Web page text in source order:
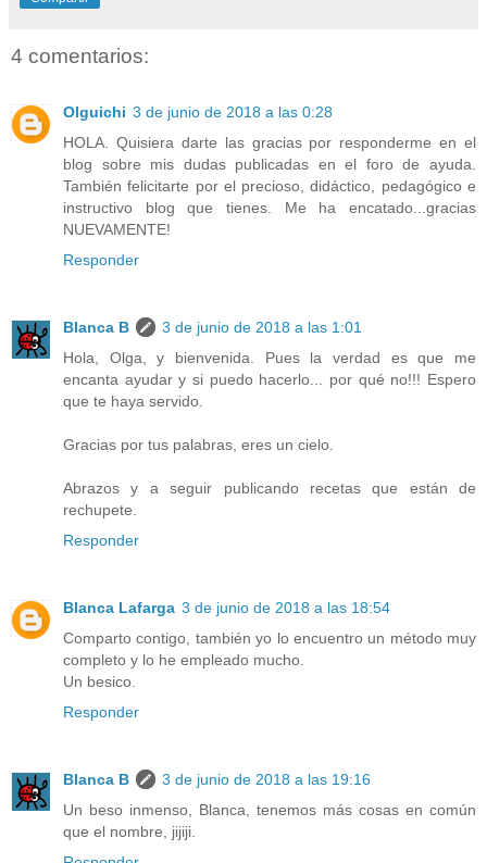
4 comentarios:
Olguichi 3 de junio de 2018 a las 0:28
HOLA. Quisiera darte las gracias por responderme en el
blog sobre mis dudas publicadas en el foro de ayuda.
También felicitarte por el precioso, didáctico, pedagógico e
instructivo blog que tienes. Me ha encatado...gracias
NUEVAMENTE!
Responder
Blanca B
3 de junio de 2018 a las 1:01
Hola, Olga, y bienvenida. Pues la verdad es que me
encanta ayudar y si puedo hacerlo... por qué no!!! Espero
que te haya servido.
Gracias por tus palabras, eres un cielo.
Abrazos y a seguir publicando recetas que están de
rechupete.
Responder
Blanca Lafarga 3 de junio de 2018 a las 18:54
Comparto contigo, también yo lo encuentro un método muy
completo y lo he empleado mucho.
Un besico.
Responder
Blanca B
3 de junio de 2018 a las 19:16
Un beso inmenso, Blanca, tenemos más cosas en común
que el nombre, jijiji.